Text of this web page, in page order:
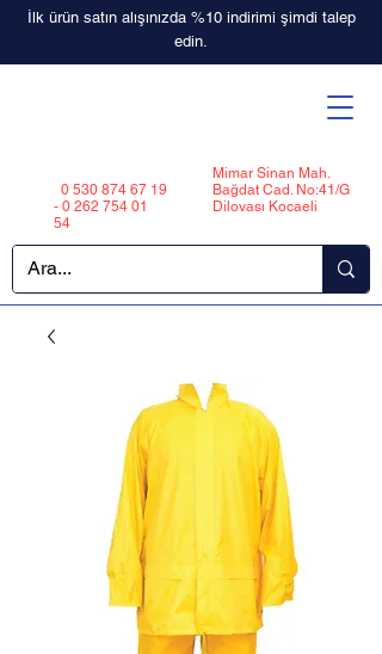
İlk ürün satın alışınızda %10 indirimi şimdi talep
edin.
0 530 874 67 19
- 0 262 754 01
54
Mimar Sinan Mah.
Bağdat Cad. No:41/G
Dilovası Kocaeli